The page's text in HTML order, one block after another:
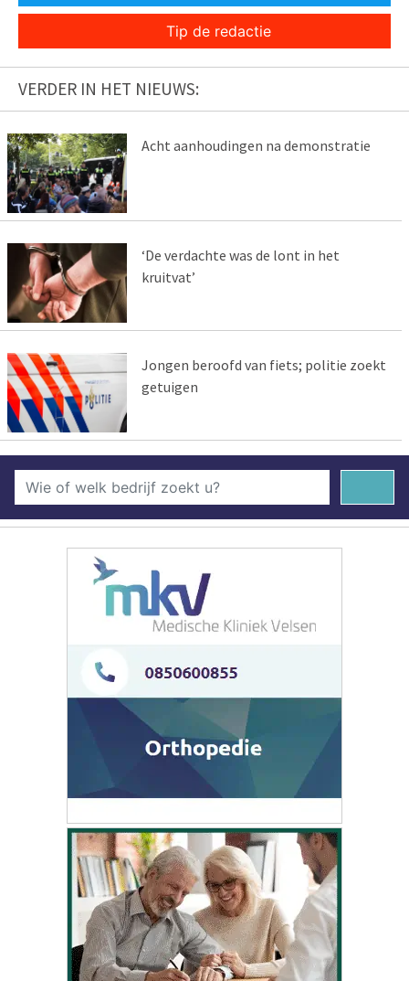
Tip de redactie
VERDER IN HET NIEUWS:
Acht aanhoudingen na demonstratie
‘De verdachte was de lont in het
kruitvat’
Jongen beroofd van fiets; politie zoekt
getuigen